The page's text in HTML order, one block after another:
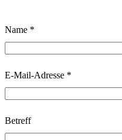
t
t
e
a
Name *
E-Mail-Adresse *
Betreff